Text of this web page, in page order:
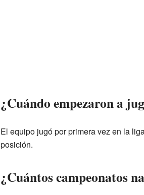
¿Cuándo empezaron a
El equipo jugó por primera vez en la
posición.
¿Cuántos campeonatos